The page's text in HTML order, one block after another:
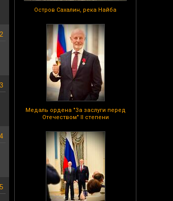
Остров Сахалин, река Найба
Медаль ордена "За заслуги перед
Отечеством" II степени